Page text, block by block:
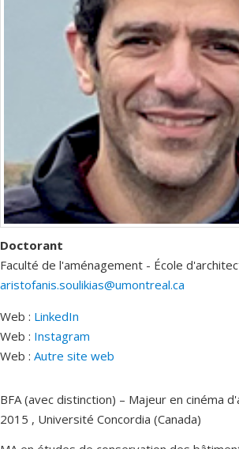
Doctorant
Faculté de l'aménagement - École
aristofanis.soulikias@umontreal.ca
Web : LinkedIn
Web : Instagram
Web : Autre site web
BFA (avec distinction) – Majeur en cinéma
2015 , Université Concordia (Canada)